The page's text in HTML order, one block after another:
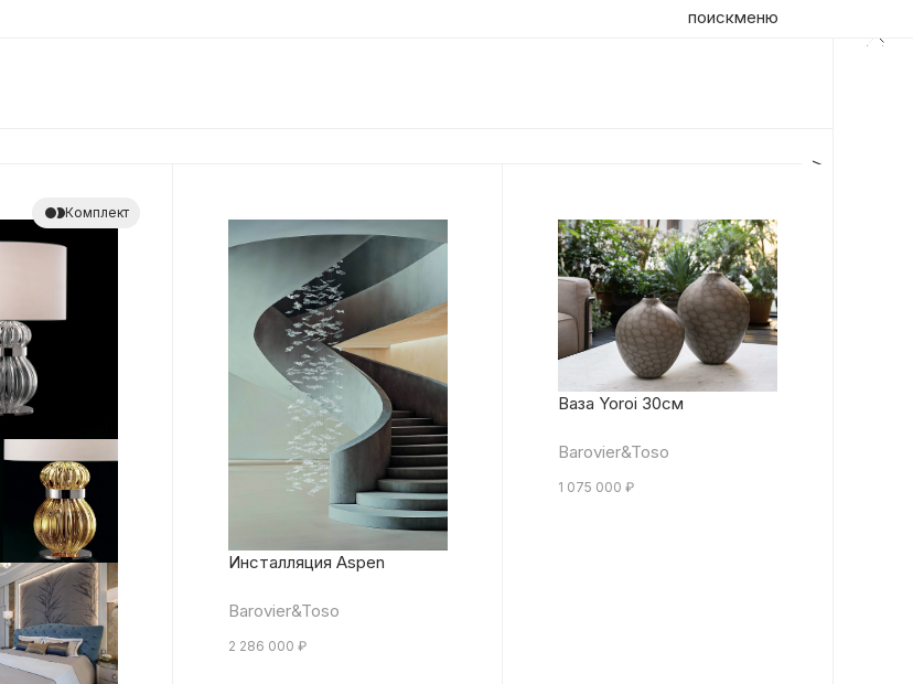
поискменю
Комплект
Инсталляция Aspen
Barovier&Toso
2 286 000 ₽
Ваза Yoroi 30см
Barovier&Toso
1 075 000 ₽